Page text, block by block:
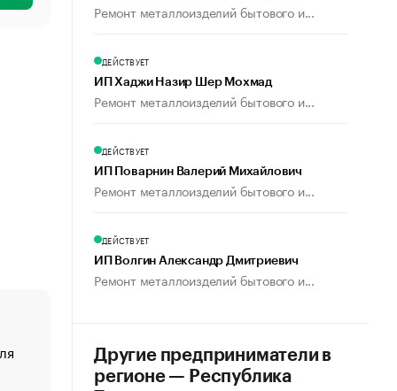
«От спорта тело стареет иначе». Как живет глава
создавшей GTA
Ремонт металлоизделий бытового и...
ДЕЙСТВУЕТ
ИП Хаджи Назир Шер Мохмад
Ремонт металлоизделий бытового и...
ДЕЙСТВУЕТ
ИП Поварнин Валерий Михайлович
Ремонт металлоизделий бытового и...
ДЕЙСТВУЕТ
ИП Волгин Александр Дмитриевич
Ремонт металлоизделий бытового и...
Другие предприниматели в
регионе — Республика